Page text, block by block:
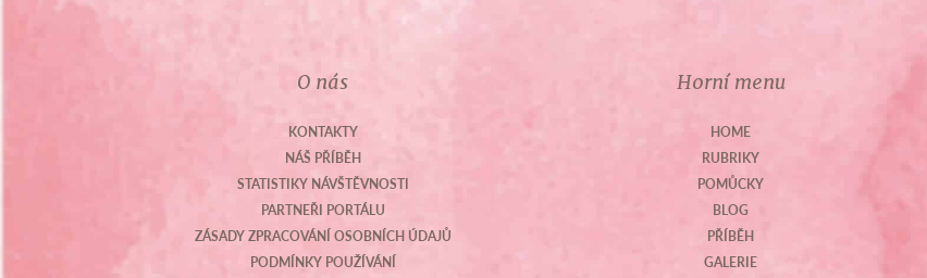
O nás
KONTAKTY
NÁŠ PŘÍBĚH
STATISTIKY NÁVŠTĚVNOSTI
PARTNEŘI PORTÁLU
ZÁSADY ZPRACOVÁNÍ OSOBNÍCH ÚDAJŮ
PODMÍNKY POUŽÍVÁNÍ
Horní menu
HOME
RUBRIKY
POMŮCKY
BLOG
PŘÍBĚH
GALERIE